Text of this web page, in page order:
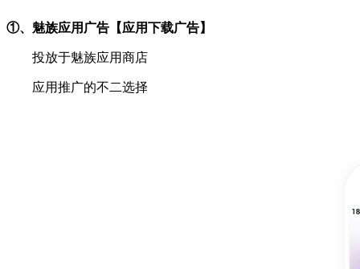
①、魅族应用广告【应用下载广告】
投放于魅族应用商店
应用推广的不二选择